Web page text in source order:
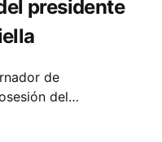
presidente
de
del…